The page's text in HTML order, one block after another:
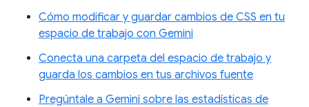
Cómo modificar y guardar cambios de CSS en tu
espacio de trabajo con Gemini
Conecta una carpeta del espacio de trabajo y
guarda los cambios en tus archivos fuente
Pregúntale a Gemini sobre las estadísticas de